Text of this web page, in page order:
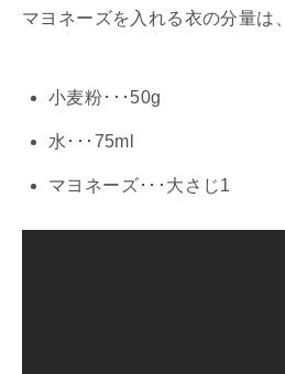
マヨネーズを入れる衣の分量は、
小麦粉･･･50g
水･･･75ml
マヨネーズ･･･大さじ1